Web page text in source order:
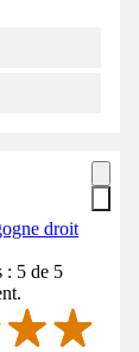
droit
: 5 de 5